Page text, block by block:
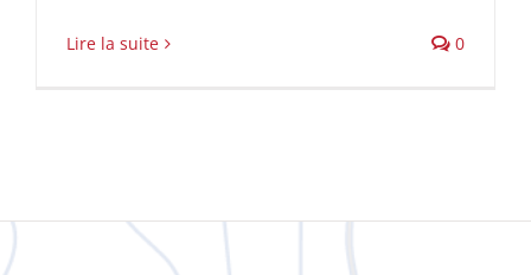
Lire la suite 0